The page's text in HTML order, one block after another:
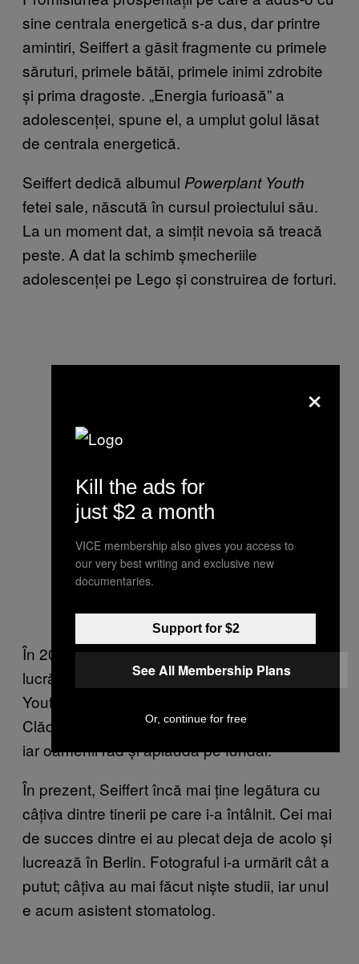
sine centrala energetică s-a dus, dar printre
amintiri, Seiffert a găsit fragmente cu primele
săruturi, primele bătăi, primele inimi zdrobite
și prima dragoste. „Energia furioasă” a
adolescenței, spune el, a umplut golul lăsat
de centrala energetică.
Seiffert dedică albumul Powerplant Youth
fetei sale, născută în cursul proiectului său.
La un moment dat, a simțit nevoia să treacă
peste. A dat la schimb șmecheriile
adolescenței pe Lego și construirea de forturi.
În 2011, a terminat albumul, iar când a expus
lucrările, a rulat un video amator de pe
Youtube cu demolarea centralei electrice.
Clădirea e învăluită de fum și pică la pământ,
iar oamenii râd și aplaudă pe fundal.
În prezent, Seiffert încă mai ține legătura cu
câțiva dintre tinerii pe care i-a întâlnit. Cei mai
de succes dintre ei au plecat deja de acolo și
lucrează în Berlin. Fotograful i-a urmărit cât a
putut; câțiva au mai făcut niște studii, iar unul
e acum asistent stomatolog.
×
Kill the ads for
just $2 a month
VICE membership also gives you access to
our very best writing and exclusive new
documentaries.
Support for $2
See All Membership Plans
Or, continue for free